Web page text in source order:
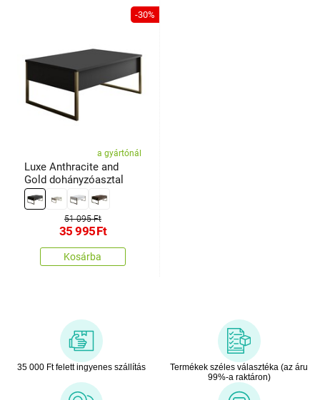
-30%
a gyártónál
Luxe Anthracite and
Gold dohányzóasztal
51 095 Ft
35 995Ft
Kosárba
35 000 Ft felett ingyenes szállítás
Termékek széles választéka (az áru
99%-a raktáron)